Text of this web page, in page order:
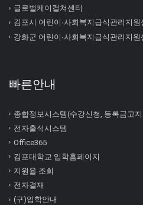
글로벌케이컬쳐센터
김포시 어린이∙사회복지급식관리지원
강화군 어린이∙사회복지급식관리지원
빠른안내
종합정보시스템(수강신청, 등록금고
전자출석시스템
Office365
김포대학교 입학홈페이지
지원율 조회
전자결재
(구)입학안내